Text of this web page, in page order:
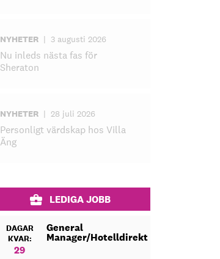
NYHETER | 3 augusti 2026
Nu inleds nästa fas för
Sheraton
NYHETER | 28 juli 2026
Personligt värdskap hos Villa
Äng
LEDIGA JOBB
DAGAR
KVAR:
29
General
Manager/Hotelldirektör